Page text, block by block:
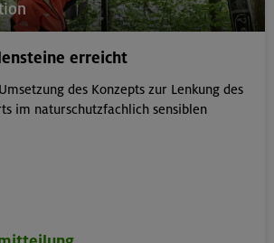
erreicht
des Konzepts zur Lenkung des
im naturschutzfachlich sensiblen